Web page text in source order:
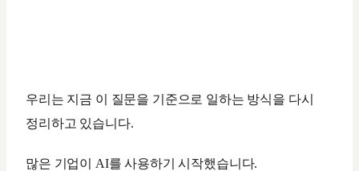
우리는 지금 이 질문을 기준으로 일하는 방식을 다시
정리하고 있습니다.
많은 기업이 AI를 사용하기 시작했습니다.